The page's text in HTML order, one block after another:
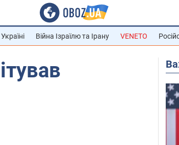
Війна Ізраїлю та Ірану VENETO